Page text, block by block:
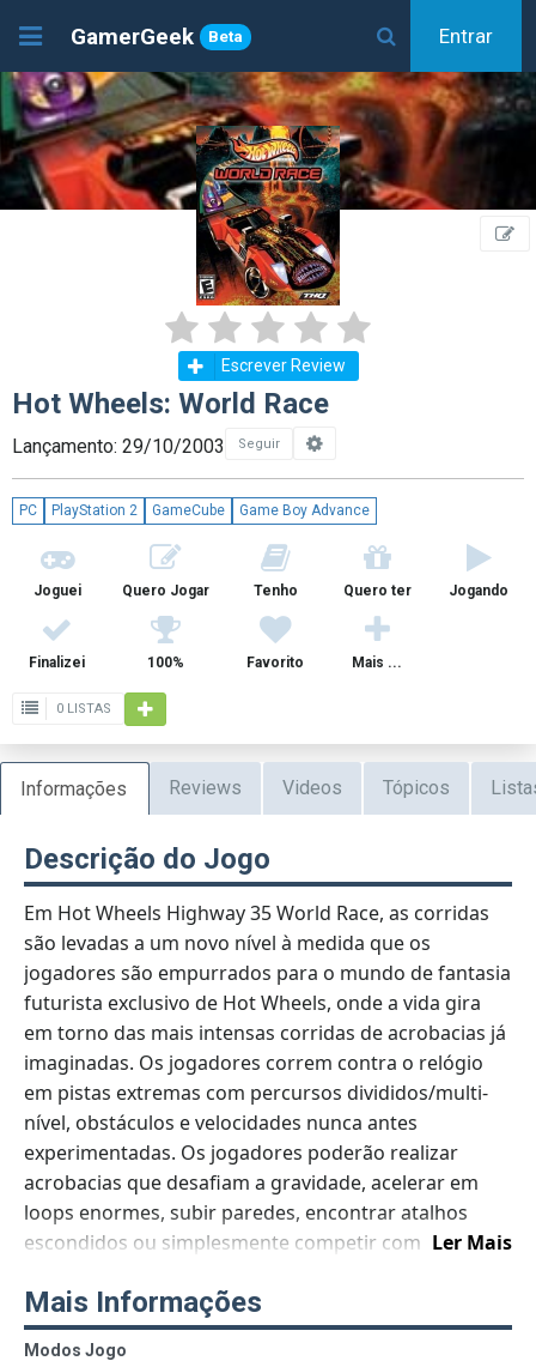
GamerGeek Beta Entrar
Escrever Review
Hot Wheels: World Race
Lançamento: 29/10/2003 Seguir
PC PlayStation 2 GameCube Game Boy Advance
Joguei Quero Jogar Tenho Quero ter Jogando
Finalizei 100% Favorito Mais ...
0 LISTAS
Informações Reviews Videos Tópicos
Descrição do Jogo
Ler Mais
Em Hot Wheels Highway 35 World Race, as corridas
são levadas a um novo nível à medida que os
jogadores são empurrados para o mundo de fantasia
futurista exclusivo de Hot Wheels, onde a vida gira
em torno das mais intensas corridas de acrobacias já
imaginadas. Os jogadores correm contra o relógio
em pistas extremas com percursos divididos/multi-
nível, obstáculos e velocidades nunca antes
experimentadas. Os jogadores poderão realizar
acrobacias que desafiam a gravidade, acelerar em
loops enormes, subir paredes, encontrar atalhos
escondidos ou simplesmente competir com
muito mais. O jogo permite que os jogadores
escolham carros Hot Wheels autênticos.
Mais Informações
Modos Jogo